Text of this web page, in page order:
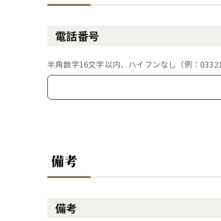
電話番号
半角数字16文字以内、ハイフンなし（例：
備考
備考